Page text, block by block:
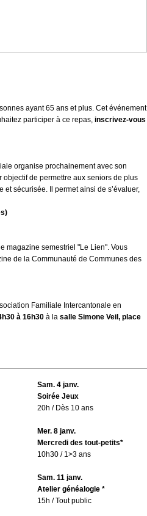
ayant 65 ans et plus. Cet événement
participer à ce repas, inscrivez-vous
organise prochainement avec son
de permettre aux seniors de plus
sécurisée. Il permet ainsi de s’évaluer,
magazine semestriel "Le Lien". Vous
de la Communauté de Communes des
Familiale Intercantonale en
à 16h30 à la salle Simone Veil, place
Sam. 4 janv.
Soirée Jeux
20h / Dès 10 ans
Mer. 8 janv.
Mercredi des tout-petits*
10h30 / 1>3 ans
Sam. 11 janv.
Atelier généalogie *
15h / Tout public